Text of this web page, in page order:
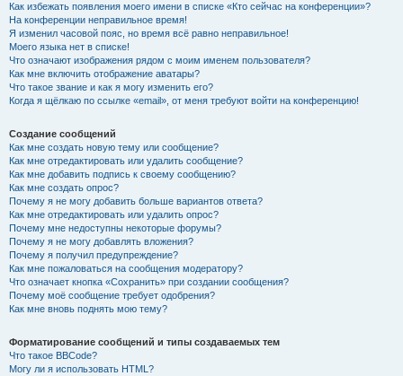
Как избежать появления моего имени в списке «Кто сейчас на конференции»?
На конференции неправильное время!
Я изменил часовой пояс, но время всё равно неправильное!
Моего языка нет в списке!
Что означают изображения рядом с моим именем пользователя?
Как мне включить отображение аватары?
Что такое звание и как я могу изменить его?
Когда я щёлкаю по ссылке «email», от меня требуют войти на конференцию!
Создание сообщений
Как мне создать новую тему или сообщение?
Как мне отредактировать или удалить сообщение?
Как мне добавить подпись к своему сообщению?
Как мне создать опрос?
Почему я не могу добавить больше вариантов ответа?
Как мне отредактировать или удалить опрос?
Почему мне недоступны некоторые форумы?
Почему я не могу добавлять вложения?
Почему я получил предупреждение?
Как мне пожаловаться на сообщения модератору?
Что означает кнопка «Сохранить» при создании сообщения?
Почему моё сообщение требует одобрения?
Как мне вновь поднять мою тему?
Форматирование сообщений и типы создаваемых тем
Что такое BBCode?
Могу ли я использовать HTML?